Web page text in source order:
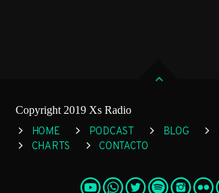
Copyright 2019 Xs Radio
HOME PODCAST BLOG
CHARTS
CONTACTO